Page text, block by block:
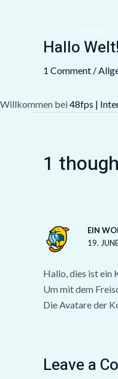
Hallo Welt!
1 Comment /
Willkommen bei48fps |
1
EIN
19.
Hallo, dies ist ein
Um mit dem
Die Avatare der
Leave a